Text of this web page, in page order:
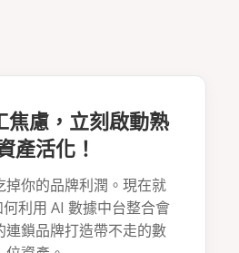
焦慮，立刻啟動熟
產活化！
掉你的品牌利潤。現在就
利用 AI 數據中台整合會
連鎖品牌打造帶不走的數